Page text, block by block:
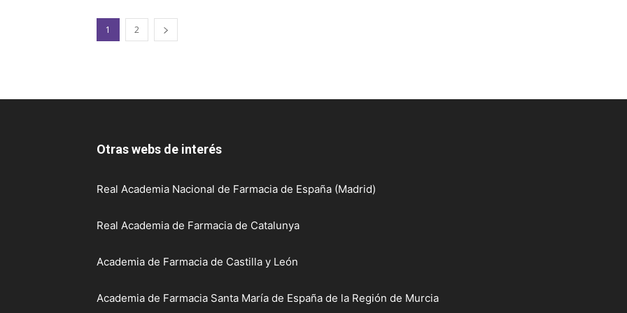
1 2
Otras webs de interés
Real Academia Nacional de Farmacia de España (Madrid)
Real Academia de Farmacia de Catalunya
Academia de Farmacia de Castilla y León
Academia de Farmacia Santa María de España de la Región de Murcia